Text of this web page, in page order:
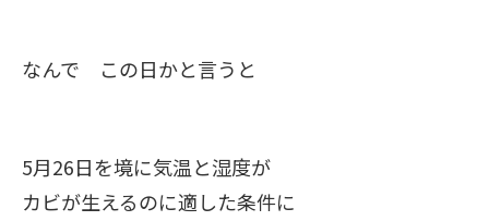
なんで この日かと言うと
5月26日を境に気温と湿度が
カビが生えるのに適した条件に